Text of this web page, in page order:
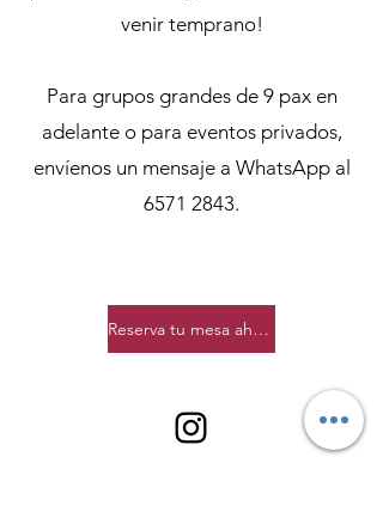
venir temprano!
Para grupos grandes de 9 pax en
adelante o para eventos privados,
envíenos un mensaje a WhatsApp al
6571 2843.
Reserva tu mesa ahora